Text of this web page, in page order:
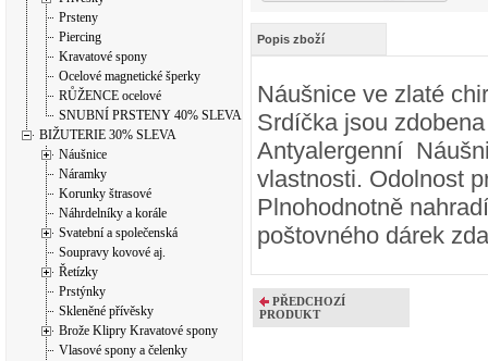
Prsteny
Piercing
Kravatové spony
Ocelové magnetické šperky
RŮŽENCE ocelové
SNUBNÍ PRSTENY 40% SLEVA
BIŽUTERIE 30% SLEVA
Náušnice
Náramky
Korunky štrasové
Náhrdelníky a korále
Svatební a společenská
Soupravy kovové aj.
Řetízky
Prstýnky
Skleněné přívěsky
Brože Klipry Kravatové spony
Vlasové spony a čelenky
Popis zboží
Náušnice ve zlaté
Srdíčka jsou
Antyalergenní
vlastnosti. Odolnost
Plnohodnotně
poštovného dárek
PŘEDCHOZÍ
PRODUKT